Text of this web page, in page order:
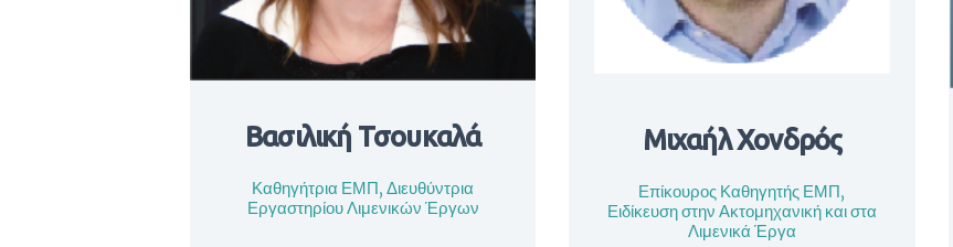
Βασιλική Τσουκαλά
Καθηγήτρια ΕΜΠ, Διευθύντρια
Εργαστηρίου Λιμενικών Έργων
Μιχαήλ Χονδρός
Επίκουρος Καθηγητής ΕΜΠ,
Ειδίκευση στην Ακτομηχανική και στα
Λιμενικά Έργα